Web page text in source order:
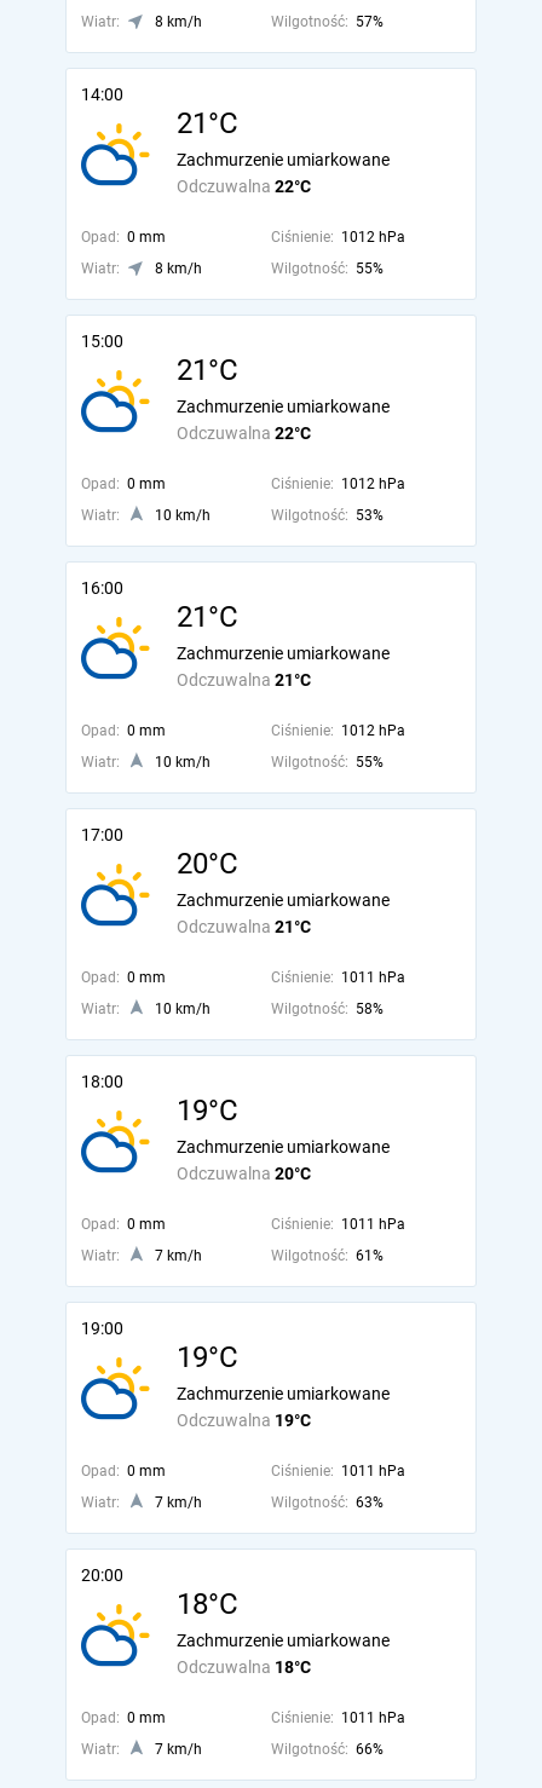
Wiatr:
8 km/h Wilgotność: 57%
14:00
21°C
Odczuwalna 22°C
Zachmurzenie umiarkowane
Opad: 0 mm Ciśnienie: 1012 hPa
Wiatr:
8 km/h Wilgotność: 55%
15:00
21°C
Odczuwalna 22°C
Zachmurzenie umiarkowane
Opad: 0 mm Ciśnienie: 1012 hPa
Wiatr:
10 km/h Wilgotność: 53%
16:00
21°C
Odczuwalna 21°C
Zachmurzenie umiarkowane
Opad: 0 mm Ciśnienie: 1012 hPa
Wiatr:
10 km/h Wilgotność: 55%
17:00
20°C
Odczuwalna 21°C
Zachmurzenie umiarkowane
Opad: 0 mm Ciśnienie: 1011 hPa
Wiatr:
10 km/h Wilgotność: 58%
18:00
19°C
Odczuwalna 20°C
Zachmurzenie umiarkowane
Opad: 0 mm Ciśnienie: 1011 hPa
Wiatr:
7 km/h Wilgotność: 61%
19:00
19°C
Odczuwalna 19°C
Zachmurzenie umiarkowane
Opad: 0 mm Ciśnienie: 1011 hPa
Wiatr:
7 km/h Wilgotność: 63%
20:00
18°C
Odczuwalna 18°C
Zachmurzenie umiarkowane
Opad: 0 mm Ciśnienie: 1011 hPa
Wiatr:
7 km/h Wilgotność: 66%